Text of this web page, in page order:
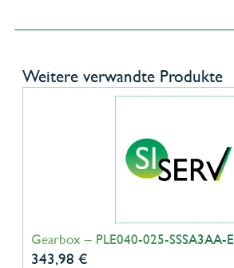
Weitere verwandte Produkte
Gearbox – PLE040-025-SSSA3AA-E
343,98 €